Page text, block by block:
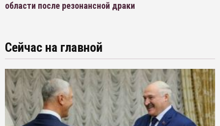
области после резонансной драки
Сейчас на главной